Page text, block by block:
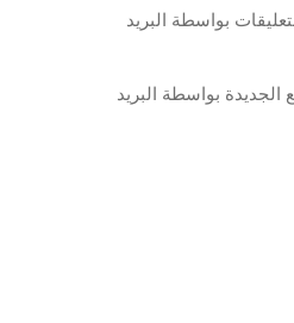
بواسطة البريد
الجديدة بواسطة البريد